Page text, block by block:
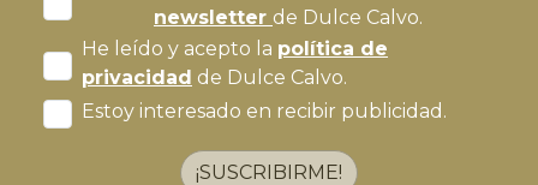
newsletter de Dulce Calvo.
He leído y acepto la política de
privacidad de Dulce Calvo.
Estoy interesado en recibir publicidad.
¡SUSCRIBIRME!